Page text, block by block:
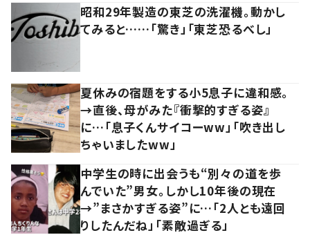
昭和29年製造の東芝の洗濯機。動かし
てみると……「驚き」「東芝恐るべし」
夏休みの宿題をする小5息子に違和感。
→直後、母がみた『衝撃的すぎる姿』
に…「息子くんサイコーww」「吹き出し
ちゃいましたww」
中学生の時に出会うも“別々の道を歩
んでいた”男女。しかし10年後の現在
→”まさかすぎる姿”に…「2人とも遠回
りしたんだね」「素敵過ぎる」